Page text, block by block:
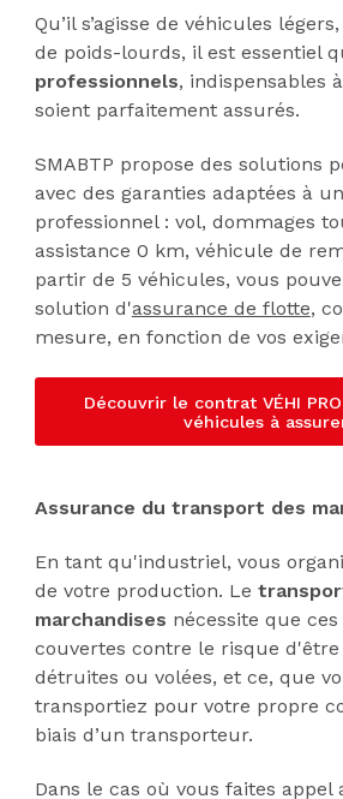
Qu’il s’agisse de véhicules
de poids-lourds, il est essentiel
professionnels, indispensables
soient parfaitement assurés.
SMABTP propose des solutions
avec des garanties adaptées à
professionnel : vol, dommages
assistance 0 km, véhicule de
partir de 5 véhicules, vous
solution d'assurance de flotte,
mesure, en fonction de vos
Découvrir le contrat VÉHI
véhicules à
Assurance du transport des
En tant qu'industriel, vous
de votre production. Le
marchandises nécessite que
couvertes contre le risque d'être
détruites ou volées, et ce, que
transportiez pour votre propre
biais d’un transporteur.
Dans le cas où vous faites appel